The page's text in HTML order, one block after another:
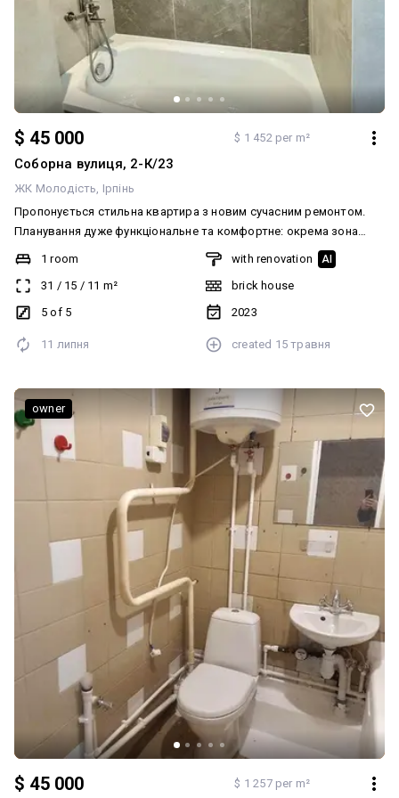
$ 45 000 $ 1 452 per m²
Соборна вулиця, 2-К/23
ЖК Молодість Ірпінь
Пропонується стильна квартира з новим сучасним ремонтом.
Планування дуже функціональне та комфортне: окрема зона
передпокою із місцем під зберігання; простора кухня-вітальня з
обідньою зоною; виділена спальня зона зі зручним
розташуванням ліжка та шаф; комфортний санвузол із ванною;
передбачені місця під шафи та системи зберігання. Квартира
плануванню. Виконаний якісний ремонт із хороших матеріалів:
Встановлена тепла підлога. Встановлений бойлер, проведена
траса під кондиціонер. Є можливість підключення до житлових
тарифів на комунальні послуги. Квартира продається без меблів
та техніки, що дає можливість облаштувати простір повністю
під себе. У комплекті йде дизайн-проєкт. Квартира підходить під
житловий сертифікат, програму «єОселя» та державні ваучери.
Чудовий варіант для тих, хто хоче одразу заїхати у новий
будинок та облаштувати житло на свій смак. ЖК «Молодість» -
це сучасний житловий комплекс із комфортною
малоповерховою забудовою та приємною атмосферою для
життя. Будинок вже заселений. Територія доглянута, підїзди
сучасні. На території є дитячі та спортивні майданчики. Зручна
інфраструктура поруч, включаючи школи, дитячі садки, зупинки
громадського транспорту, супермаркети та парки. Повноцінна
ванна. Є можливість облаштувати простір повністю під себе.
1 room
31 / 15 / 11 m²
5 of 5
with renovation AI
brick house
2023
11 липня created 15 травня
$ 45 000 $ 1 257 per m²
owner